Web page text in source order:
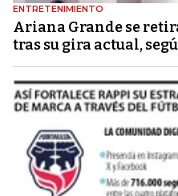
ENTRETENIMIENTO
Ariana Grande se
tras su gira actual,